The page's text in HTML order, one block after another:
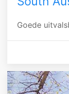
Goede